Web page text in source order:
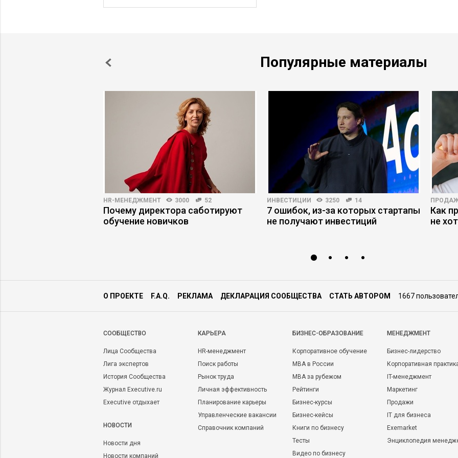
Популярные материалы
HR-МЕНЕДЖМЕНТ 3000 52
Почему директора саботируют
обучение новичков
ИНВЕСТИЦИИ 3250 14
7 ошибок, из-за которых стартапы
не получают инвестиций
Как
не
О ПРОЕКТЕ F.A.Q. РЕКЛАМА ДЕКЛАРАЦИЯ СООБЩЕСТВА СТАТЬ АВТОРОМ 1667
CООБЩЕСТВО
Лица Сообщества
Лига экспертов
История Сообщества
Журнал Executive.ru
Executive отдыхает
НОВОСТИ
Новости дня
Новости компаний
КАРЬЕРА
HR-менеджмент
Поиск работы
Рынок труда
Личная эффективность
Планирование карьеры
Управленческие вакансии
Справочник компаний
БИЗНЕС-ОБРАЗОВАНИЕ
Корпоративное обучение
MBA в России
MBA за рубежом
Рейтинги
Бизнес-курсы
Бизнес-кейсы
Книги по бизнесу
Тесты
Видео по бизнесу
МЕНЕДЖМЕНТ
Бизнес-лидерство
Корпоративная
IT-менеджмент
Маркетинг
Продажи
IT для бизнеса
Exemarket
Энциклопедия